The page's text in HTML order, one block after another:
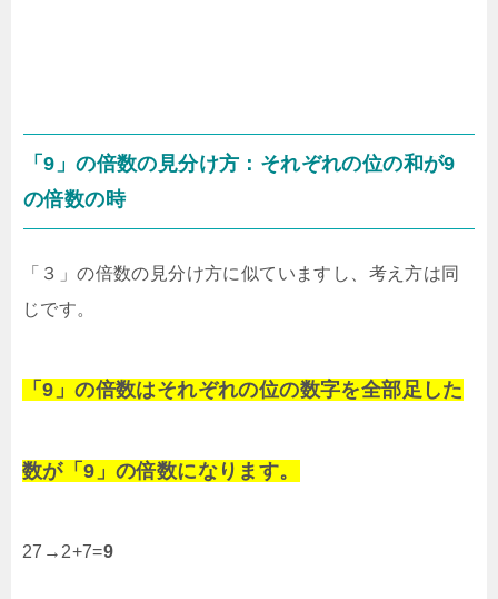
「9」の倍数の見分け方：それぞれの位の和が9
の倍数の時
「３」の倍数の見分け方に似ていますし、考え方は同
じです。
「9」の倍数はそれぞれの位の数字を全部足した
数が「9」の倍数になります。
27→2+7=9